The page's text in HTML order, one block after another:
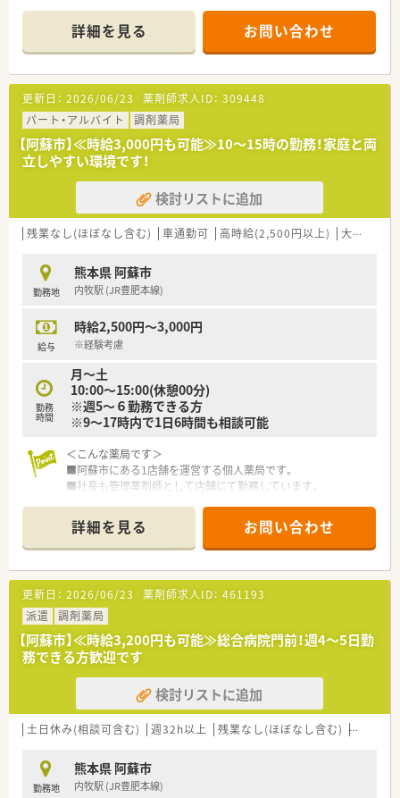
■在宅、健康増進事業にも今後積極的に取り組む予定です。
■病院門前からクリニック門前まで幅広い店舗展開をしていま
す。
■応援体制も充実しており、急な休みにも対応いただける環境で
す。
＜こんな店舗です＞
■薬局は新しく綺麗な作りで、待合室や調剤室も広く清潔な印象
です。
■ドライブスルーにも対応しております。約10名/日程度が利用
されております。
■門前病院以外にも近隣の眼科の処方を平均10枚/日程度受けて
おります。
■全自動の錠剤自動分包機、円盤、Vマスの分包機等が導入され
■薬歴はハイブリッジを導入されております。
■会社の幹部の方も常駐されており安心して就業できます。
■8:30から開局していますが、幹部以外の社員は9:00か9:30から
■完全土日祝休みの薬局です。残業もほとんど発生しておりま
せん。
詳細を見る お問い合わせ
更新日： 2026/06/23 薬剤師求人ID： 309448
パート・アルバイト
調剤薬局
【阿蘇市】≪時給3,000円も可能≫10～15時の勤務！家庭と両
立しやすい環境です！
検討リストに追加
残業なし(ほぼなし含む) 車通勤可 高時給(2,500円以上) 大手チェーン以外
勤務地
熊本県 阿蘇市
内牧駅 (JR豊肥本線)
給与
時給2,500円～3,000円
※経験考慮
勤務
時間
月～土
10:00～15:00(休憩00分)
※週5～６勤務できる方
※9～17時内で1日6時間も相談可能
＜こんな薬局です＞
■阿蘇市にある1店舗を運営する個人薬局です。
■社長も管理薬剤師として店舗にて勤務しています。
が出来る取り組みを行われております。
＜こんな職場です＞
■内科・循環器科・透析をメインに応需しています。
■循環器系の重めの処方を受けていますが、余裕ある人員体制で
無理なく勤務できます。
■取扱い品目数は約1,200品目です。
■調剤室は機械化されており、錠剤自動分包機・監査レンジの
他、音声薬歴なども導入されております。
詳細を見る お問い合わせ
更新日： 2026/06/23 薬剤師求人ID： 461193
派遣
調剤薬局
【阿蘇市】≪時給3,200円も可能≫総合病院門前！週4～5日勤
務できる方歓迎です
検討リストに追加
土日休み(相談可含む) 週32h以上 残業なし(ほぼなし含む) 高時給
勤務地
熊本県 阿蘇市
内牧駅 (JR豊肥本線)